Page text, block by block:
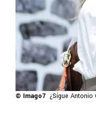
© Imago7 ¿Sígue Antonio